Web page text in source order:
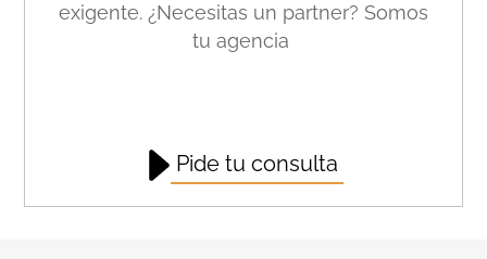
exigente. ¿Necesitas un partner? Somos
tu agencia
Pide tu consulta